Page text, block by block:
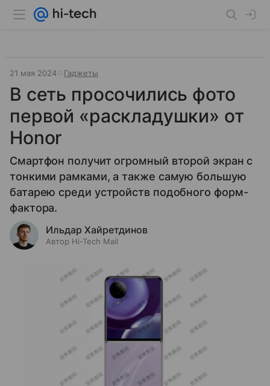
21 мая 2024 Гаджеты
В сеть просочились фото
первой «раскладушки» от
Honor
Смартфон получит огромный второй экран с
тонкими рамками, а также самую большую
батарею среди устройств подобного форм-
фактора.
Ильдар Хайретдинов
Автор Hi-Tech Mail